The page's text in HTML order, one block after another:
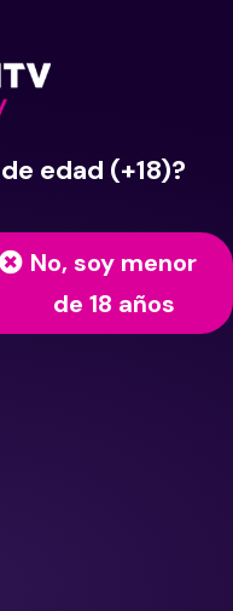
edad (+18)?
No, soy menor
de 18 años